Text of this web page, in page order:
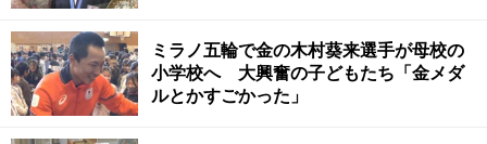
ミラノ五輪で金の木村葵来選手が母校の
小学校へ 大興奮の子どもたち「金メダ
ルとかすごかった」